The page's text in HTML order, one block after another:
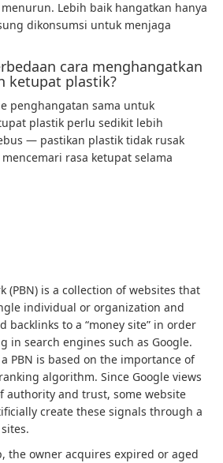
Lebih baik hangatkan hanya
dikonsumsi untuk menjaga
cara menghangatkan
ketupat plastik?
penghangatan sama untuk
plastik perlu sedikit lebih
— pastikan plastik tidak rusak
rasa ketupat selama
(PBN) is a collection of websites that
individual or organization and
backlinks to a “money site” in order
in search engines such as Google.
PBN is based on the importance of
algorithm. Since Google views
authority and trust, some website
create these signals through a
the owner acquires expired or aged